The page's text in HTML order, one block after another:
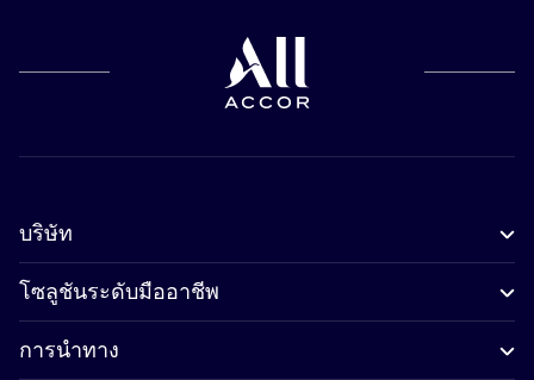
บริษัท
โซลูชันระดับมืออาชีพ
การนำทาง